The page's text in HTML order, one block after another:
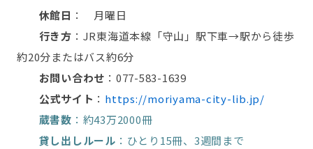
休館日 ： 月曜日
行き方 ：JR東海道本線「守山」駅下車→駅から徒歩
約20分またはバス約6分
お問い合わせ ：077-583-1639
公式サイト ： https://moriyama-city-lib.jp/
蔵書数 ：約43万2000冊
貸し出しルール ：ひとり15冊、3週間まで